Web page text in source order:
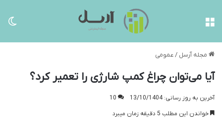
مجله آرسل /عمومی
آیا می‌توان چراغ کمپ شارژی را تعمیر کرد؟
آخرین به روز رسانی: 13/10/1404
10
خواندن این مطلب 5 دقیقه زمان میبرد